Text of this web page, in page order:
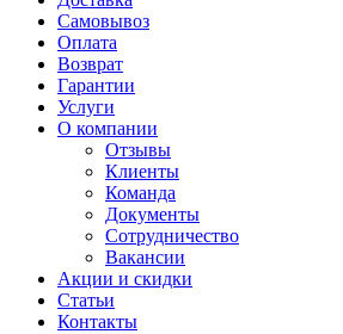
Самовывоз
Оплата
Возврат
Гарантии
Услуги
О компании
Отзывы
Клиенты
Команда
Документы
Сотрудничество
Вакансии
Акции и скидки
Статьи
Контакты